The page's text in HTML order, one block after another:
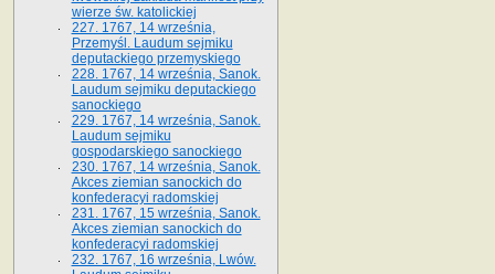
wierze św. ka­tolickiej
227. 1767, 14 września,
Przemyśl. Laudum sejmiku
deputackiego przemyskiego
228. 1767, 14 września, Sanok.
Laudum sejmiku deputackiego
sanockiego
229. 1767, 14 września, Sanok.
Laudum sejmiku
gospodarskiego sanockiego
230. 1767, 14 września, Sanok.
Akces ziemian sanockich do
konfederacyi radomskiej
231. 1767, 15 września, Sanok.
Akces ziemian sanockich do
konfederacyi radomskiej
232. 1767, 16 września, Lwów.